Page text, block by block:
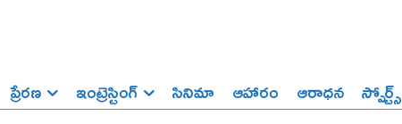
ప్రేర‌ణ‌ ఇంట్రెస్టింగ్‌ సినిమా ఆహారం ఆరాధన స్పోర్ట్స్‌